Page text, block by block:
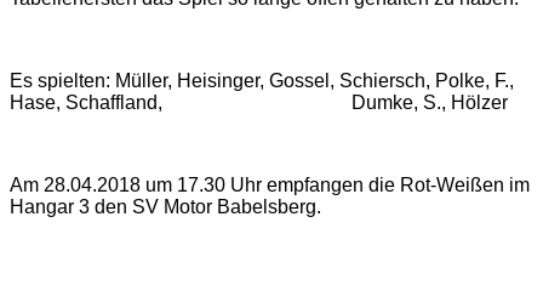
Es spielten: Müller, Heisinger, Gossel, Schiersch, Polke, F.,
Hase, Schaffland, Dumke, S., Hölzer
Am 28.04.2018 um 17.30 Uhr empfangen die Rot-Weißen im
Hangar 3 den SV Motor Babelsberg.